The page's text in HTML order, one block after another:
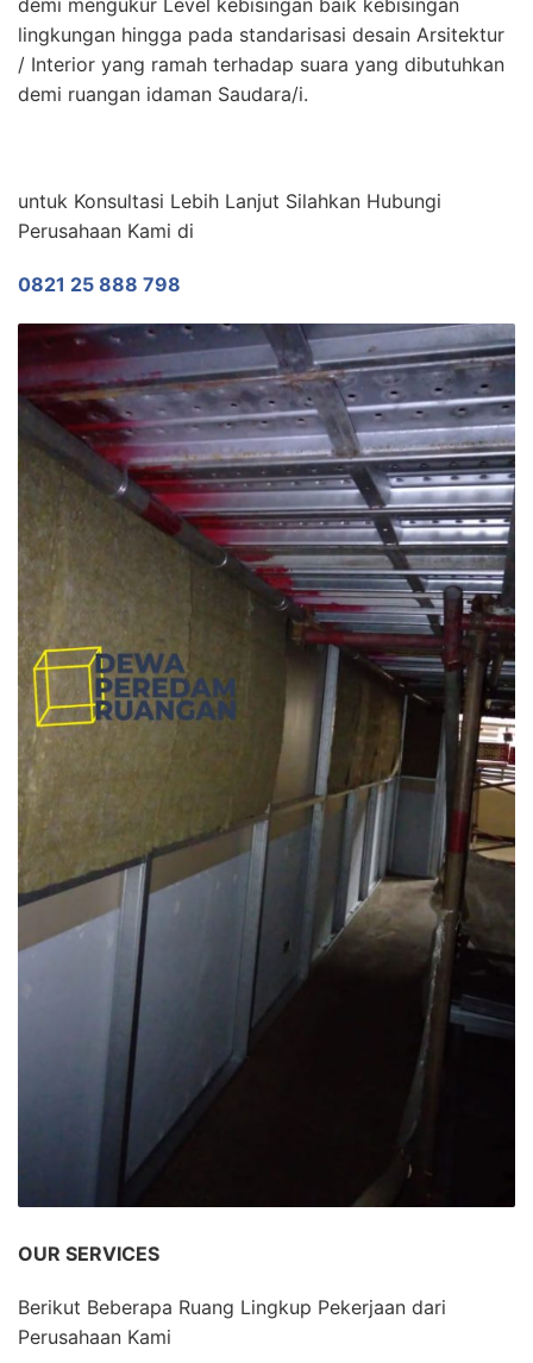
demi mengukur Level kebisingan baik kebisingan
lingkungan hingga pada standarisasi desain Arsitektur
/ Interior yang ramah terhadap suara yang dibutuhkan
demi ruangan idaman Saudara/i.
untuk Konsultasi Lebih Lanjut Silahkan Hubungi
Perusahaan Kami di
0821 25 888 798
OUR SERVICES
Berikut Beberapa Ruang Lingkup Pekerjaan dari
Perusahaan Kami